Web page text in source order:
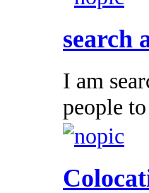
search
I am
people